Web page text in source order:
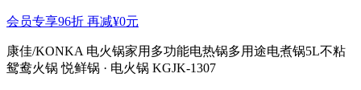
会员专享96折 再减¥0元
康佳/KONKA 电火锅家用多功能电热锅多用途电煮锅5L不粘
鸳鸯火锅 悦鲜锅 · 电火锅 KGJK-1307